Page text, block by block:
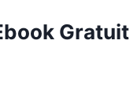
Gratuit